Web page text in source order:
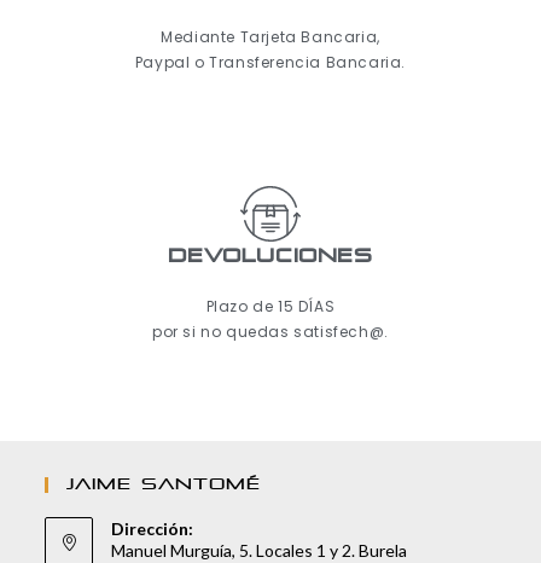
Mediante Tarjeta Bancaria,
Paypal o Transferencia Bancaria.
Devoluciones
Plazo de 15 DÍAS
por si no quedas satisfech@.
JAIME SANTOMÉ
Dirección:
Manuel Murguía, 5. Locales 1 y 2. Burela